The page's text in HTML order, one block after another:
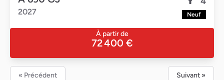
2027 Neuf
À partir de
72 400 €
« Précédent Suivant »